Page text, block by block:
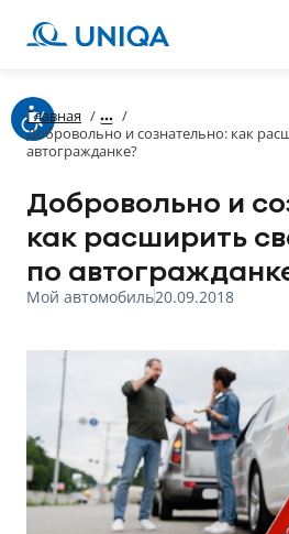
Главная /
/
Добровольно и сознательно: как
автогражданке?
Добровольно и
как расширить
по
Мой автомобиль20.09.2018